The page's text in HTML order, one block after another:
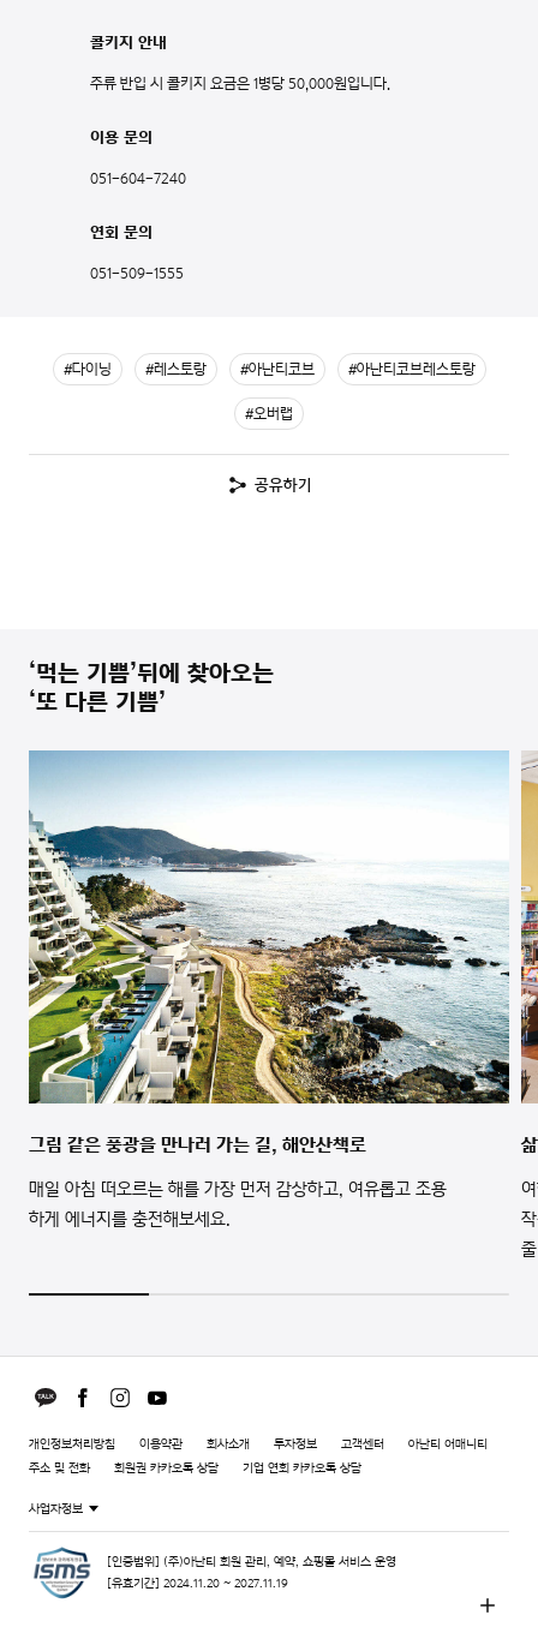
콜키지 안내
주류 반입 시 콜키지 요금은 1병당 50,000원입니다.
이용 문의
051-604-7240
연회 문의
051-509-1555
#다이닝 #레스토랑 #아난티코브 #아난티코브레스토랑
#오버랩
공유하기
‘먹는 기쁨’뒤에 찾아오는
‘또 다른 기쁨’
그림 같은 풍광을 만나러 가는 길, 해안산책로
매일 아침 떠오르는 해를 가장 먼저 감상하고, 여유롭고 조용
하게 에너지를 충전해보세요.
개인정보처리방침 이용약관 회사소개 투자정보 고객센터
아난티 어매니티
주소 및 전화
회원권 카카오톡 상담 기업 연회 카카오톡 상담
사업자정보
[인증범위] (주)아난티 회원 관리, 예약, 쇼핑몰 서비스 운영
[유효기간] 2024.11.20 ~ 2027.11.19